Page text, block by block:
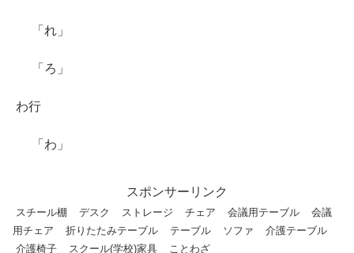
「れ」
「ろ」
わ行
「わ」
スポンサーリンク
スチール棚 デスク ストレージ チェア 会議用テーブル
会議
用チェア
折りたたみテーブル テーブル ソファ
介護テーブル
介護椅子
スクール(学校)家具 ことわざ